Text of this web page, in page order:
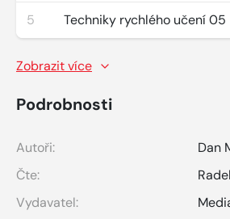
5 Techniky rychlého učení 05
Zobrazit více
Podrobnosti
Autoři:
Dan
Čte:
Vydavatel: